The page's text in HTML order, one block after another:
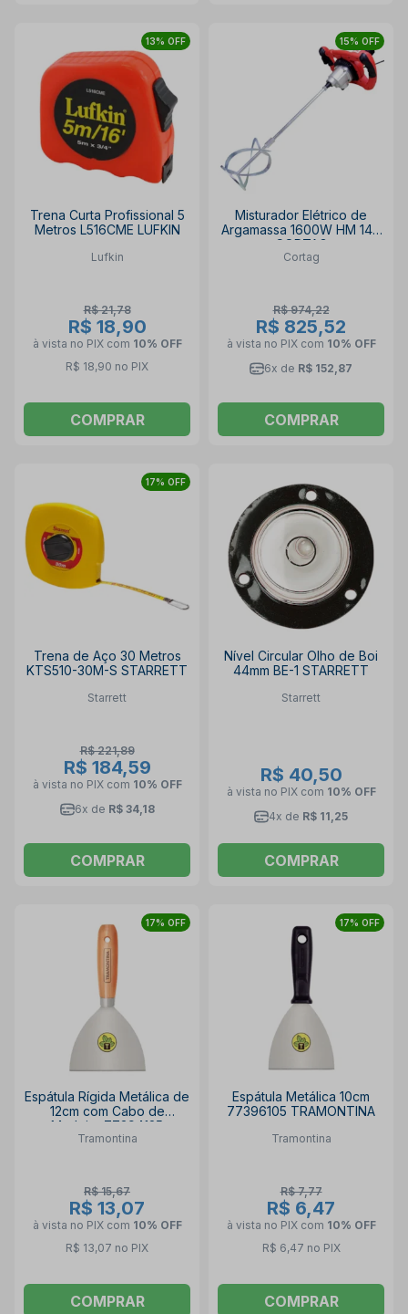
13% OFF
Trena Curta Profissional 5
Metros L516CME LUFKIN
Lufkin
R$ 21,78
R$ 18,90
à vista no PIX com 10% OFF
R$ 18,90 no PIX
COMPRAR
15% OFF
Misturador Elétrico de
Argamassa 1600W HM 140
CORTAG
Cortag
R$ 974,22
R$ 825,52
à vista no PIX com 10% OFF
6x de R$ 152,87
COMPRAR
17% OFF
Trena de Aço 30 Metros
KTS510-30M-S STARRETT
Starrett
R$ 221,89
R$ 184,59
à vista no PIX com 10% OFF
6x de R$ 34,18
COMPRAR
Nível Circular Olho de Boi
44mm BE-1 STARRETT
Starrett
R$ 40,50
à vista no PIX com 10% OFF
4x de R$ 11,25
COMPRAR
17% OFF
Espátula Rígida Metálica de
12cm com Cabo de
Madeira 77394125
TRAMONTINA
Tramontina
R$ 15,67
R$ 13,07
à vista no PIX com 10% OFF
R$ 13,07 no PIX
COMPRAR
17% OFF
Espátula Metálica 10cm
77396105 TRAMONTINA
Tramontina
R$ 7,77
R$ 6,47
à vista no PIX com 10% OFF
R$ 6,47 no PIX
COMPRAR